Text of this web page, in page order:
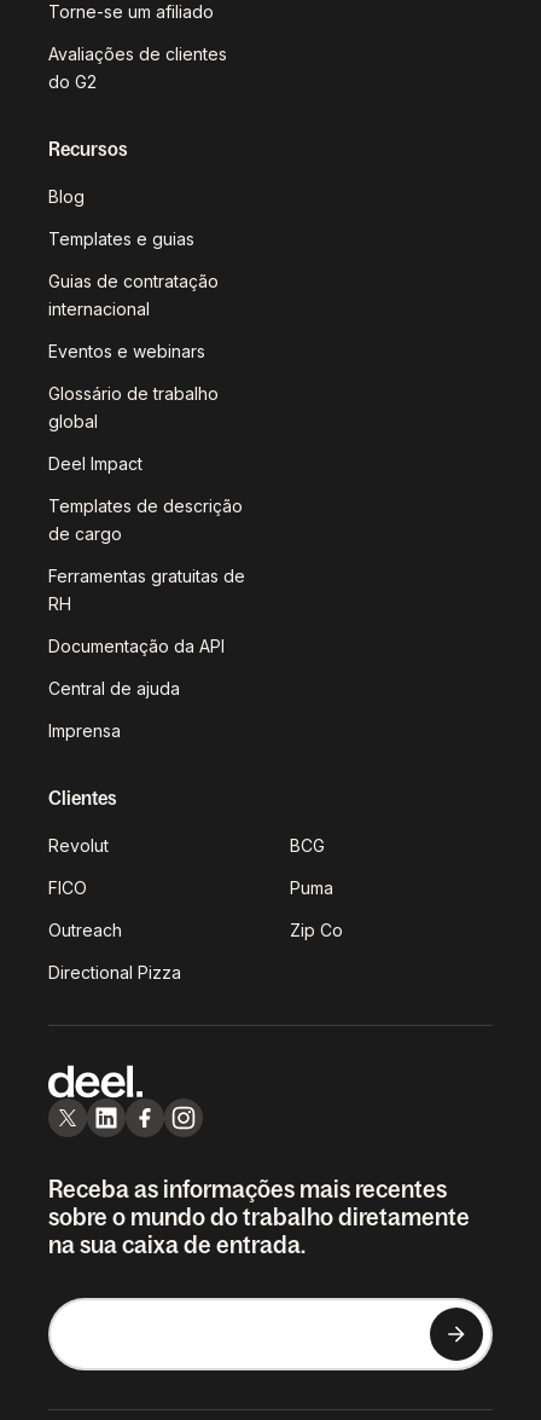
Torne-se um afiliado
Avaliações de clientes
do G2
Recursos
Blog
Templates e guias
Guias de contratação
internacional
Eventos e webinars
Glossário de trabalho
global
Deel Impact
Templates de descrição
de cargo
Ferramentas gratuitas de
RH
Documentação da API
Central de ajuda
Imprensa
Clientes
Revolut BCG
FICO Puma
Outreach Zip Co
Directional Pizza
Receba as informações mais recentes
sobre o mundo do trabalho diretamente
na sua caixa de entrada.